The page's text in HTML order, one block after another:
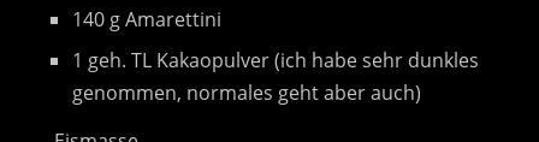
140 g Amarettini
1 geh. TL Kakaopulver (ich habe sehr dunkles
genommen, normales geht aber auch)